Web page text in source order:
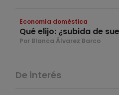
Economía doméstica
Qué elijo: ¿subida de
Por Blanca Álvarez Barco
De interés